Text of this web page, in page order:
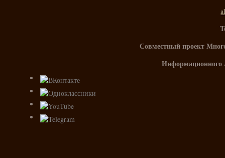
Совместный проект